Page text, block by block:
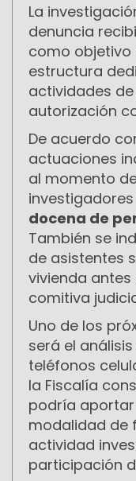
La
denuncia
como objetivo
estructura
actividades
autorización
De acuerdo
actuaciones
al momento
docena de
También se
de asistentes
vivienda
comitiva
Uno de los
será el
teléfonos
la Fiscalía
podría
modalidad de
actividad
participación